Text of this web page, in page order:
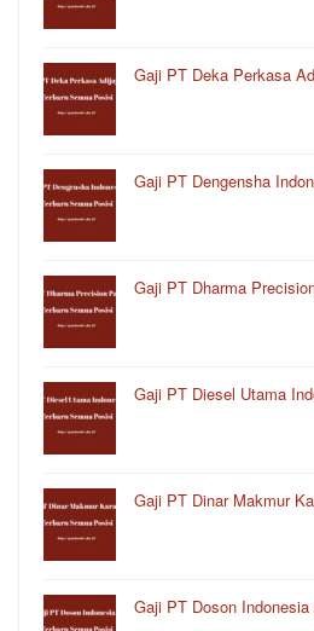
Gaji PT Deka Perkasa
Gaji PT Dengensha
Gaji PT Dharma
Gaji PT Diesel Utama
Gaji PT Dinar Makmur
Gaji PT Doson